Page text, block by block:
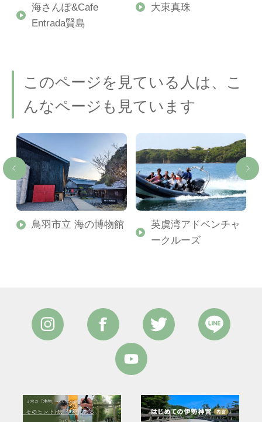
海さんぽ&Cafe
Entrada賢島
大東真珠
このページを見ている人は、こ
んなページも見ています
鳥羽市立 海の博物館
英虞湾アドベンチャ
ークルーズ